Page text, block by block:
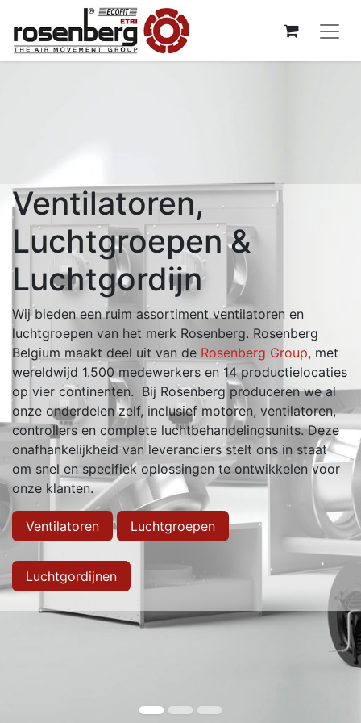
Ventilatoren,
Luchtgroepen &
Luchtgordijn
Wij bieden een ruim assortiment ventilatoren en
luchtgroepen van het merk Rosenberg. Rosenberg
Belgium maakt deel uit van de Rosenberg Group, met
wereldwijd 1.500 medewerkers en 14 productielocaties
op vier continenten. Bij Rosenberg produceren we al
onze onderdelen zelf, inclusief motoren, ventilatoren,
controllers en complete luchtbehandelingsunits. Deze
onafhankelijkheid van leveranciers stelt ons in staat
om snel en specifiek oplossingen te ontwikkelen voor
onze klanten.
Ventilatoren Luchtgroepen
Luchtgordijnen